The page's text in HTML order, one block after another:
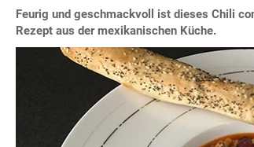
Feurig und geschmackvoll ist dieses Chili
Rezept aus der mexikanischen Küche.